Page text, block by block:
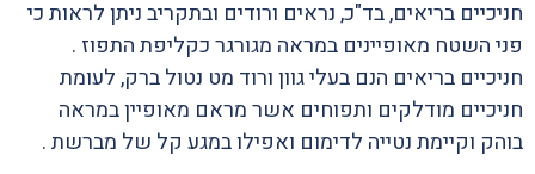
חניכיים בריאים, בד"כ, נראים ורודים ובתקריב ניתן לראות כי
פני השטח מאופיינים במראה מגורגר כקליפת התפוז .
חניכיים בריאים הנם בעלי גוון ורוד מט נטול ברק, לעומת
חניכיים מודלקים ותפוחים אשר מראם מאופיין במראה
בוהק וקיימת נטייה לדימום ואפילו במגע קל של מברשת .